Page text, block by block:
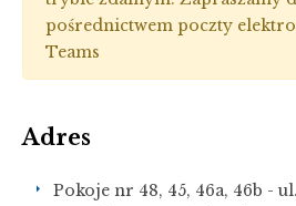
pośrednictwem poczty
Teams
Adres
Pokoje nr 48, 45, 46a, 46b -